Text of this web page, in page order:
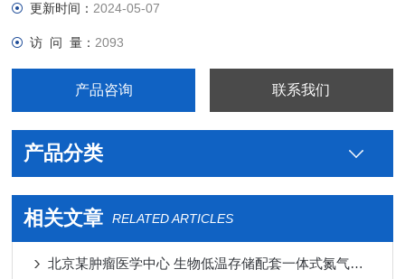
更新时间： 2024-05-07
访 问 量： 2093
产品咨询 联系我们
产品分类
相关文章 RELATED ARTICLES
北京某肿瘤医学中心 生物低温存储配套一体式氮气发生器